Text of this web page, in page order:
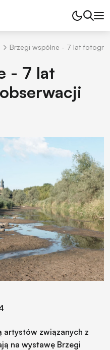
Brzegi wspólne - 7 lat
- 7 lat
artystów związanych z
na wystawę Brzegi